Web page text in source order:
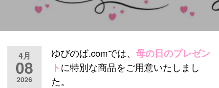
4月
08
2026
ゆびのば.comでは、 母の日のプレゼン
トに特別な商品をご用意いたしまし
た。